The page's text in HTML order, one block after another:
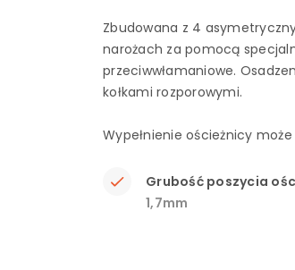
Zbudowana z 4
narożach za pomocą
przeciwwłamaniowe.
kołkami rozporowymi.
Wypełnienie ościeżnicy
Grubość poszycia
1,7mm